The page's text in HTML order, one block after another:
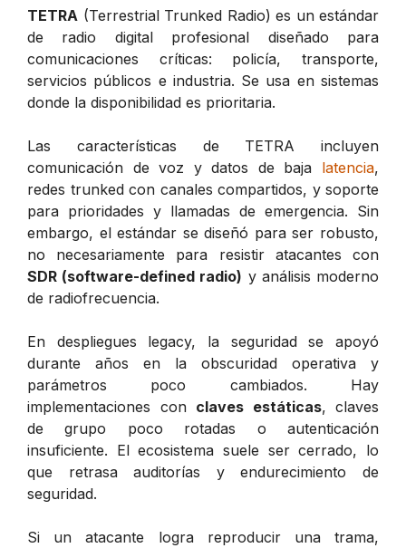
TETRA (Terrestrial Trunked Radio) es un estándar
de radio digital profesional diseñado para
comunicaciones críticas: policía, transporte,
servicios públicos e industria. Se usa en sistemas
donde la disponibilidad es prioritaria.
Las características de TETRA incluyen
comunicación de voz y datos de baja latencia,
redes trunked con canales compartidos, y soporte
para prioridades y llamadas de emergencia. Sin
embargo, el estándar se diseñó para ser robusto,
no necesariamente para resistir atacantes con
SDR (software-defined radio) y análisis moderno
de radiofrecuencia.
En despliegues legacy, la seguridad se apoyó
durante años en la obscuridad operativa y
parámetros poco cambiados. Hay
implementaciones con claves estáticas, claves
de grupo poco rotadas o autenticación
insuficiente. El ecosistema suele ser cerrado, lo
que retrasa auditorías y endurecimiento de
seguridad.
Si un atacante logra reproducir una trama,